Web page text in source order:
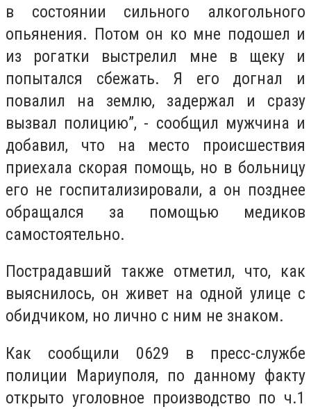
в состоянии сильного алкогольного
опьянения. Потом он ко мне подошел и
из рогатки выстрелил мне в щеку и
попытался сбежать. Я его догнал и
повалил на землю, задержал и сразу
вызвал полицию”, - сообщил мужчина и
добавил, что на место происшествия
приехала скорая помощь, но в больницу
его не госпитализировали, а он позднее
обращался за помощью медиков
самостоятельно.
Пострадавший также отметил, что, как
выяснилось, он живет на одной улице с
обидчиком, но лично с ним не знаком.
Как сообщили 0629 в пресс-службе
полиции Мариуполя, по данному факту
открыто уголовное производство по ч.1